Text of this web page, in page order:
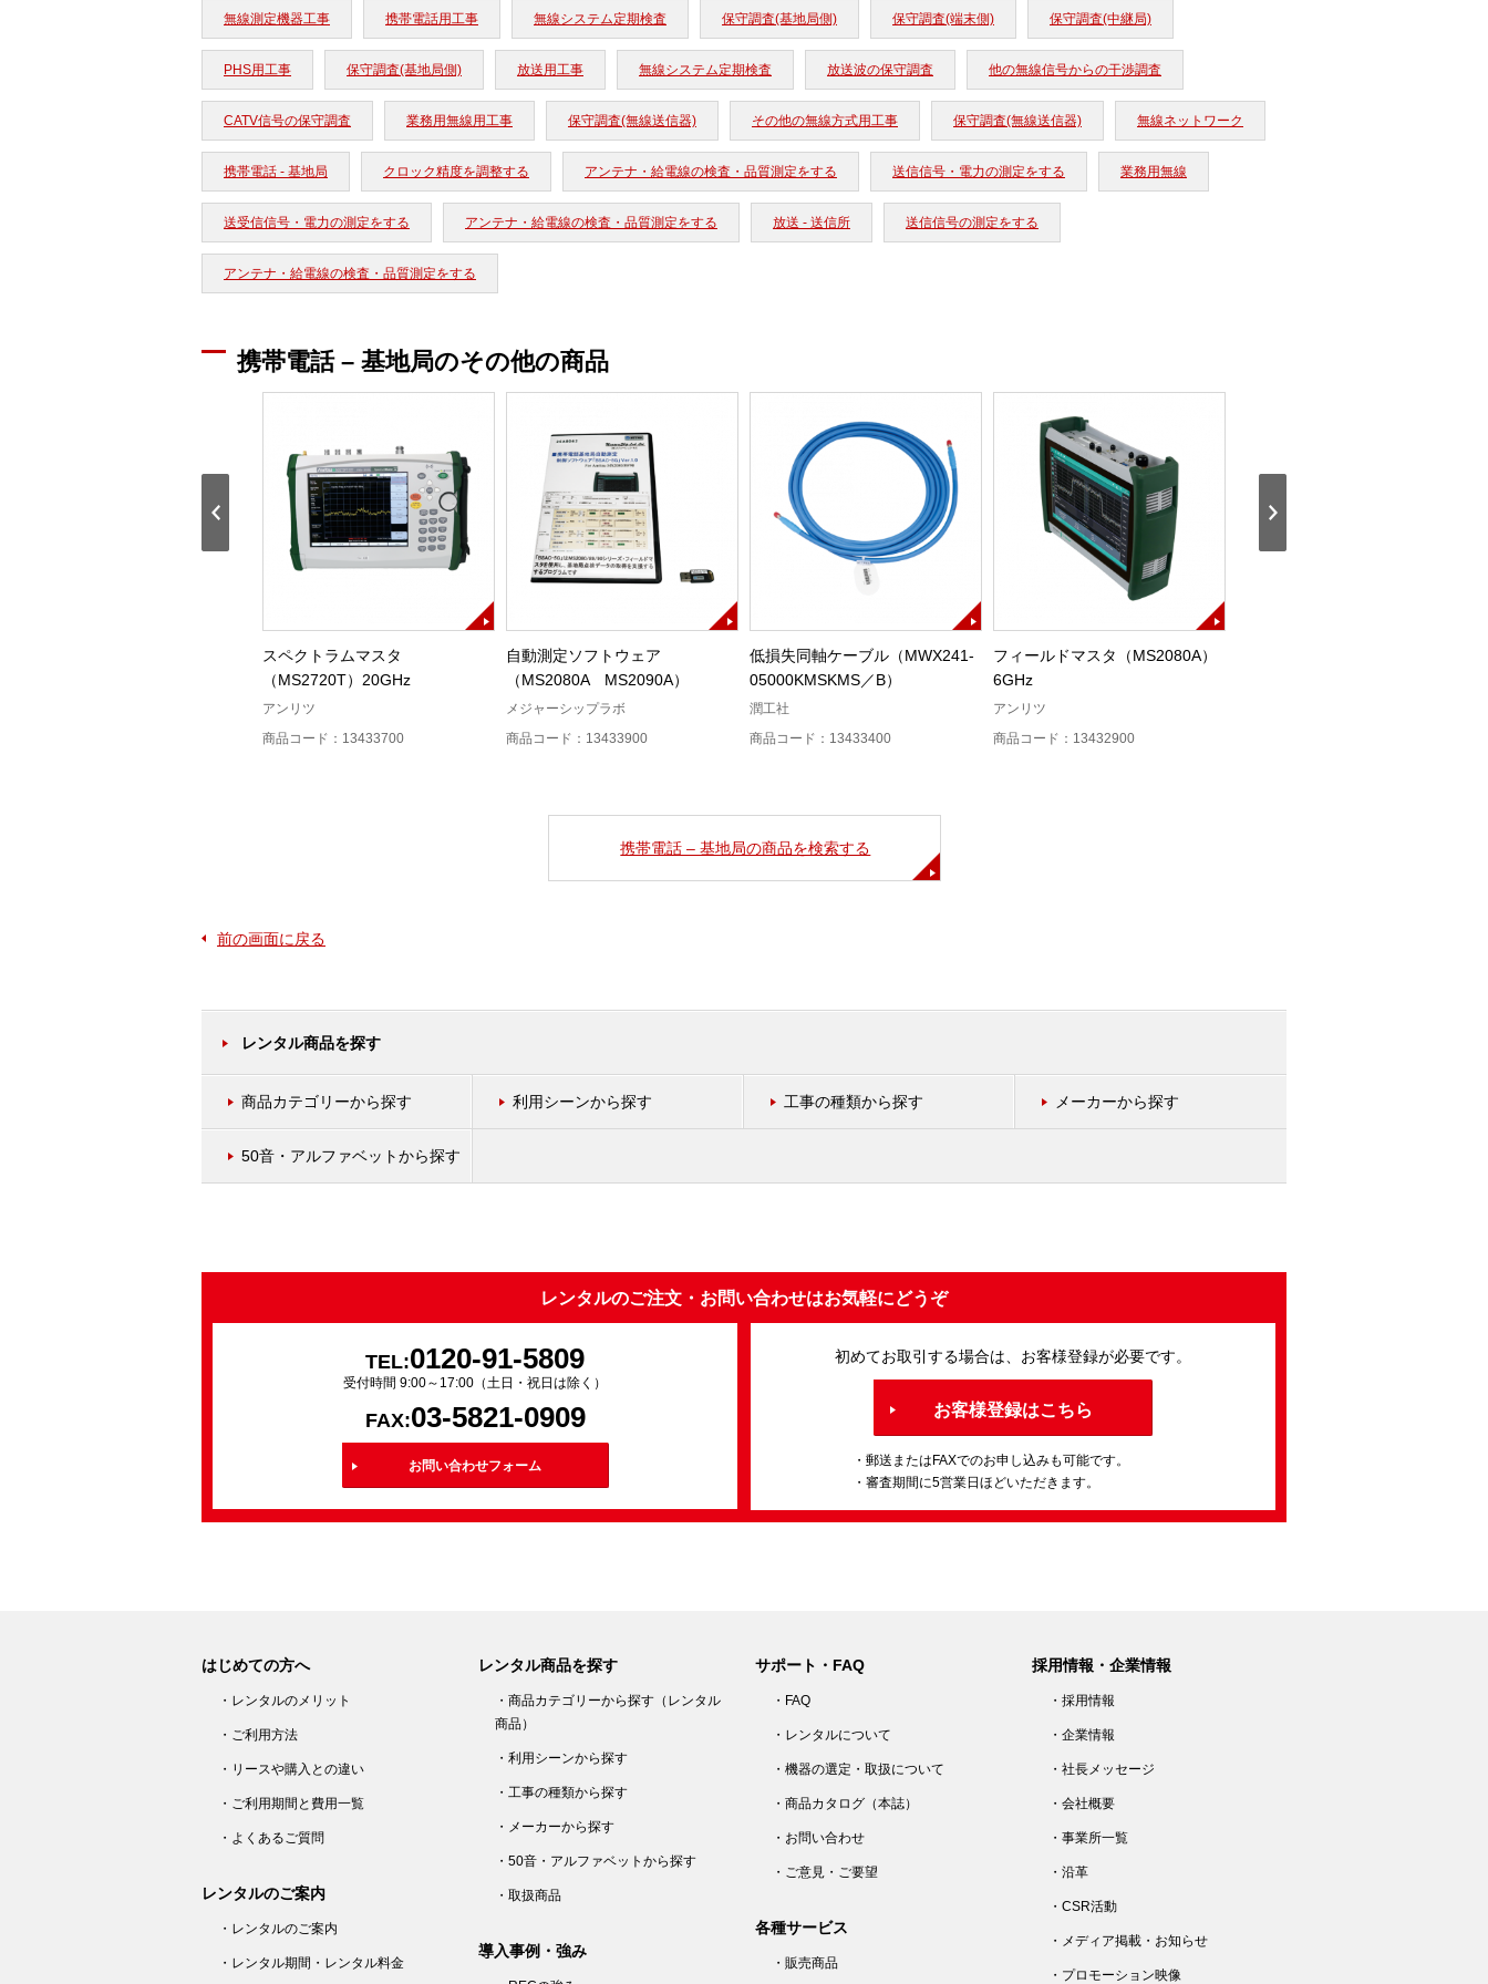
無線測定機器工事 携帯電話用工事 無線システム定期検査 保守調査(基地局側) 保守調査(端末側) 保守調査(中継局)
PHS用工事 保守調査(基地局側) 放送用工事 無線システム定期検査 放送波の保守調査 他の無線信号からの干渉調査
CATV信号の保守調査 業務用無線用工事 保守調査(無線送信器) その他の無線方式用工事 保守調査(無線送信器) 無線ネットワーク
携帯電話 - 基地局 クロック精度を調整する アンテナ・給電線の検査・品質測定をする 送信信号・電力の測定をする 業務用無線
送受信信号・電力の測定をする アンテナ・給電線の検査・品質測定をする 放送 - 送信所 送信信号の測定をする
アンテナ・給電線の検査・品質測定をする
携帯電話 – 基地局のその他の商品
スペクトラムマスタ
（MS2720T）20GHz
アンリツ
商品コード：13433700
自動測定ソフトウェア
（MS2080A MS2090A）
メジャーシップラボ
商品コード：13433900
低損失同軸ケーブル（MWX241-
05000KMSKMS／B）
潤工社
商品コード：13433400
フィールドマスタ（MS2080A）
6GHz
アンリツ
商品コード：13432900
携帯電話 – 基地局の商品を検索する
前の画面に戻る
レンタル商品を探す
商品カテゴリーから探す 利用シーンから探す 工事の種類から探す メーカーから探す
50音・アルファベットから探す
レンタルのご注文・お問い合わせはお気軽にどうぞ
TEL:0120-91-5809
受付時間 9:00～17:00（土日・祝日は除く）
FAX:03-5821-0909
お問い合わせフォーム
初めてお取引する場合は、お客様登録が必要です。
お客様登録はこちら
・郵送またはFAXでのお申し込みも可能です。
・審査期間に5営業日ほどいただきます。
はじめての方へ
・レンタルのメリット
・ご利用方法
・リースや購入との違い
・ご利用期間と費用一覧
・よくあるご質問
レンタルのご案内
・レンタルのご案内
・レンタル期間・レンタル料金
レンタル商品を探す
・商品カテゴリーから探す（レンタル
商品）
・利用シーンから探す
・工事の種類から探す
・メーカーから探す
・50音・アルファベットから探す
・取扱商品
導入事例・強み
サポート・FAQ
・FAQ
・レンタルについて
・機器の選定・取扱について
・商品カタログ（本誌）
・お問い合わせ
・ご意見・ご要望
各種サービス
・販売商品
採用情報・企業情報
・採用情報
・企業情報
・社長メッセージ
・会社概要
・事業所一覧
・沿革
・CSR活動
・メディア掲載・お知らせ
・プロモーション映像